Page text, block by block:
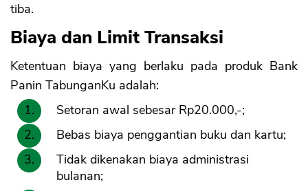
tiba.
Biaya dan Limit Transaksi
Ketentuan biaya yang berlaku pada produk Bank
Panin TabunganKu adalah:
Setoran awal sebesar Rp20.000,-;
Bebas biaya penggantian buku dan kartu;
Tidak dikenakan biaya administrasi
bulanan;